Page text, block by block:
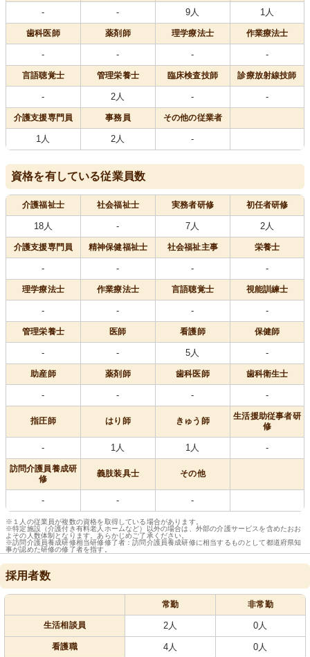
- - 9人 1人
歯科医師 薬剤師 理学療法士 作業療法士
- - - -
言語聴覚士 管理栄養士 臨床検査技師 診療放射線技師
- 2人 - -
介護支援専門員 事務員 その他の従業者
1人 2人 -
資格を有している従業員数
介護福祉士 社会福祉士 実務者研修 初任者研修
18人 - 7人 2人
介護支援専門員 精神保健福祉士 社会福祉主事 栄養士
- - - -
理学療法士 作業療法士 言語聴覚士 視能訓練士
- - - -
管理栄養士 医師 看護師 保健師
- - 5人 -
助産師 薬剤師 歯科医師 歯科衛生士
- - - -
指圧師 はり師 きゅう師
生活援助従事者研
修
- 1人 1人 -
訪問介護員養成研
修
義肢装具士 その他
- - -
※１人の従業員が複数の資格を取得している場合があります。
※特定施設（介護付き有料老人ホームなど）以外の場合は、外部の介護サービスを含めたおお
よその人数体制となります。あらかじめご了承ください。
※訪問介護員養成研修相当研修修了者：訪問介護員養成研修に相当するものとして都道府県知
事が認めた研修の修了者を指す。
採用者数
常勤 非常勤
生活相談員 2人 0人
看護職 4人 0人